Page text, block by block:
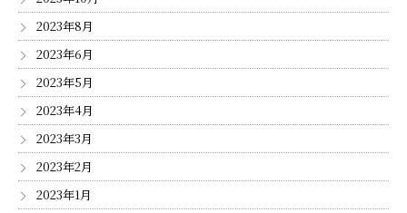
2023年8月
2023年6月
2023年5月
2023年4月
2023年3月
2023年2月
2023年1月